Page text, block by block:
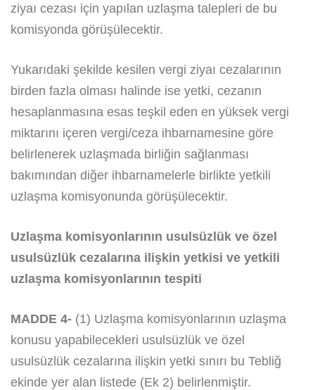
ziyaı cezası için yapılan uzlaşma talepleri de bu
komisyonda görüşülecektir.
Yukarıdaki şekilde kesilen vergi ziyaı cezalarının
birden fazla olması halinde ise yetki, cezanın
hesaplanmasına esas teşkil eden en yüksek vergi
miktarını içeren vergi/ceza ihbarnamesine göre
belirlenerek uzlaşmada birliğin sağlanması
bakımından diğer ihbarnamelerle birlikte yetkili
uzlaşma komisyonunda görüşülecektir.
Uzlaşma komisyonlarının usulsüzlük ve özel
usulsüzlük cezalarına ilişkin yetkisi ve yetkili
uzlaşma komisyonlarının tespiti
MADDE 4- (1) Uzlaşma komisyonlarının uzlaşma
konusu yapabilecekleri usulsüzlük ve özel
usulsüzlük cezalarına ilişkin yetki sınırı bu Tebliğ
ekinde yer alan listede (Ek 2) belirlenmiştir.